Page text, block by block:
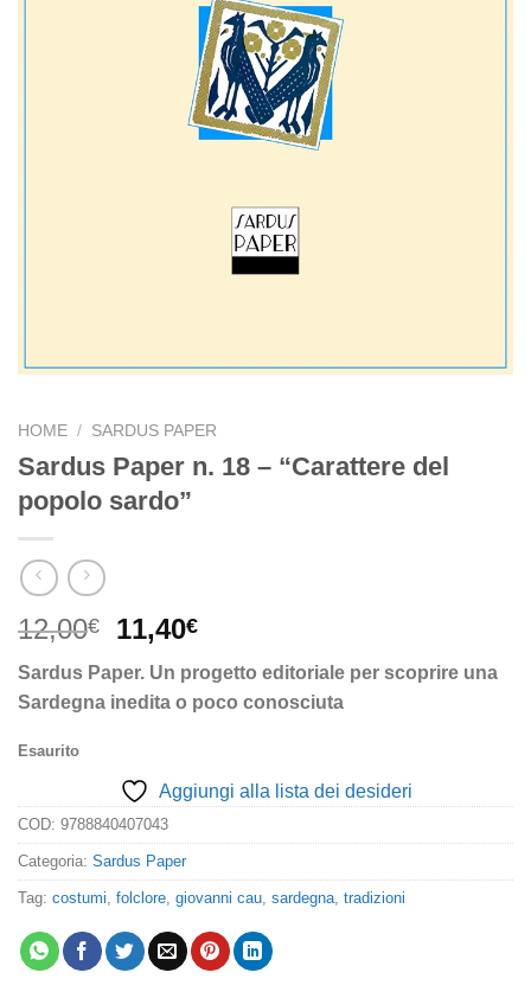
HOME / SARDUS PAPER
Sardus Paper n. 18 – “Carattere del
popolo sardo”
12,00€
Il
originale
era:
11,40€Il
attuale
è:
Sardus Paper. Un progetto editoriale per scoprire una
Sardegna inedita o poco conosciuta
Esaurito
Aggiungi alla lista dei desideri
COD: 9788840407043
Categoria: Sardus Paper
Tag: costumi folclore giovanni cau sardegna tradizioni